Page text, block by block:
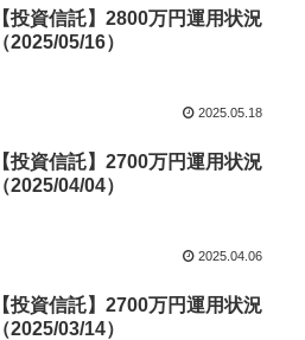
【投資信託】2800万円運用状況
（2025/05/16）
2025.05.18
【投資信託】2700万円運用状況
（2025/04/04）
2025.04.06
【投資信託】2700万円運用状況
（2025/03/14）